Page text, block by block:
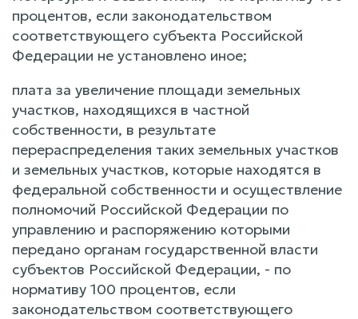
процентов, если законодательством
соответствующего субъекта Российской
Федерации не установлено иное;
плата за увеличение площади земельных
участков, находящихся в частной
собственности, в результате
перераспределения таких земельных участков
и земельных участков, которые находятся в
федеральной собственности и осуществление
полномочий Российской Федерации по
управлению и распоряжению которыми
передано органам государственной власти
субъектов Российской Федерации, - по
нормативу 100 процентов, если
законодательством соответствующего